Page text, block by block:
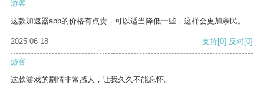
游客
这款加速器app的价格有点贵，可以适当降低一些，这样会更加亲民。
2025-06-18 支持[0] 反对[0]
游客
这款游戏的剧情非常感人，让我久久不能忘怀。